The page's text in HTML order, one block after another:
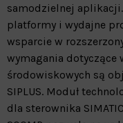
samodzielnej
platformy i wydajne
wsparcie w
wymagania dotyczące
środowiskowych są
SIPLUS. Moduł
dla sterownika